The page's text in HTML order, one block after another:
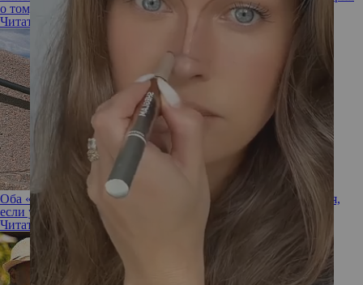
о том, как принять детей от прошлых браков
Читать полностью
Оба «с прицепом»: можно ли построить крепкие отношения,
если у каждого из вас за плечами развод и дети
Читать полностью